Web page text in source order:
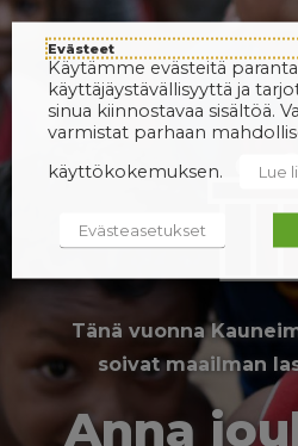
Tänä vuonna
soivat maailman
Anna
Evästeet
Käytämme evästeitä
käyttäjäystävällisyyttä ja
sinua kiinnostavaa sisältöä.
varmistat parhaan
käyttökokemuksen.
Lue
Evästeasetukset